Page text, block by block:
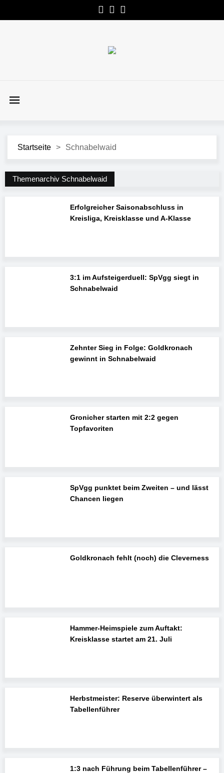
Startseite > Schnabelwaid
Themenarchiv Schnabelwaid
Erfolgreicher Saisonabschluss in
Kreisliga, Kreisklasse und A-Klasse
3:1 im Aufsteigerduell: SpVgg siegt in
Schnabelwaid
Zehnter Sieg in Folge: Goldkronach
gewinnt in Schnabelwaid
Gronicher starten mit 2:2 gegen
Topfavoriten
SpVgg punktet beim Zweiten – und lässt
Chancen liegen
Goldkronach fehlt (noch) die Cleverness
Hammer-Heimspiele zum Auftakt:
Kreisklasse startet am 21. Juli
Herbstmeister: Reserve überwintert als
Tabellenführer
1:3 nach Führung beim Tabellenführer –